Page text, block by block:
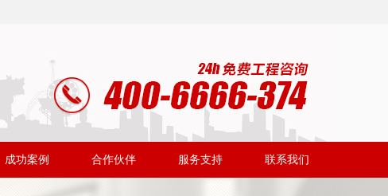
成功案例 合作伙伴 服务支持 联系我们